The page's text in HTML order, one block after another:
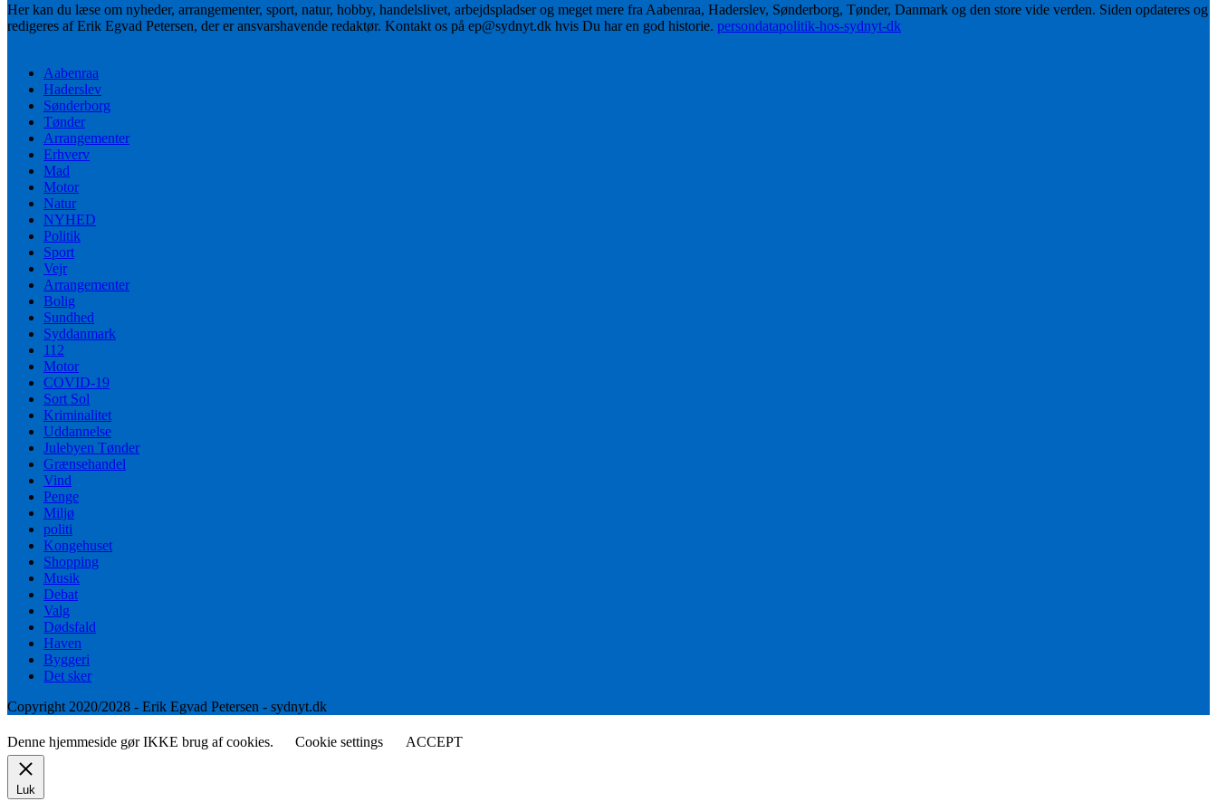
Her kan du læse om nyheder, arrangementer, sport, natur, hobby, handelslivet, arbejdspladser og meget mere fra Aabenraa, Haderslev, Sønderborg, Tønder, Danmark og den store vide verden. Siden opdateres og
redigeres af Erik Egvad Petersen, der er ansvarshavende redaktør. Kontakt os på ep@sydnyt.dk hvis Du har en god historie. persondatapolitik-hos-sydnyt-dk
Aabenraa
Haderslev
Sønderborg
Tønder
Arrangementer
Erhverv
Mad
Motor
Natur
NYHED
Politik
Sport
Vejr
Arrangementer
Bolig
Sundhed
Syddanmark
112
Motor
COVID-19
Sort Sol
Kriminalitet
Uddannelse
Julebyen Tønder
Grænsehandel
Vind
Penge
Miljø
politi
Kongehuset
Shopping
Musik
Debat
Valg
Dødsfald
Haven
Byggeri
Det sker
Copyright 2020/2028 - Erik Egvad Petersen - sydnyt.dk
Denne hjemmeside gør IKKE brug af cookies. Cookie settings ACCEPT
Luk